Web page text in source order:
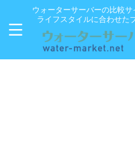
ウォーターサーバーの比較
ライフスタイルに合わせた